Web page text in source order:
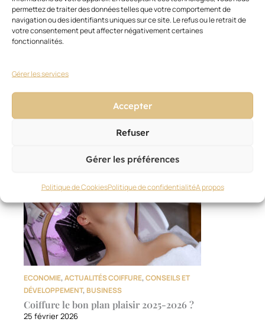
permettez de traiter des données telles que votre comportement de
navigation ou des identifiants uniques sur ce site. Le refus ou le retrait de
votre consentement peut affecter négativement certaines
fonctionnalités.
Gérer les services
Accepter
Refuser
Gérer les préférences
Politique de CookiesPolitique de confidentialitéA propos
BUSINESS,LA FRANCHISE
ECONOMIE,ACTUALITÉS COIFFURE,CONSEILS ET
DÉVELOPPEMENT, BUSINESS
Coiffure le bon plan plaisir 2025-2026 ?
25 février 2026